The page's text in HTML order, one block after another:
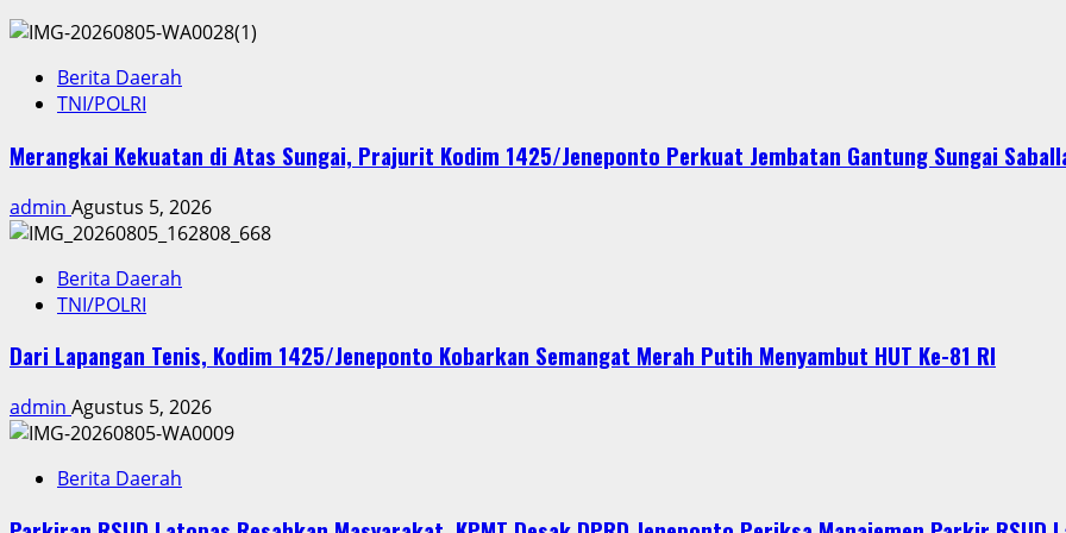
Berita Daerah
TNI/POLRI
Merangkai Kekuatan di Atas Sungai, Prajurit Kodim 1425/Jeneponto Perkuat Jembatan Gantung Sungai
admin Agustus 5, 2026
Berita Daerah
TNI/POLRI
Dari Lapangan Tenis, Kodim 1425/Jeneponto Kobarkan Semangat Merah Putih Menyambut HUT Ke-81 RI
admin Agustus 5, 2026
Berita Daerah